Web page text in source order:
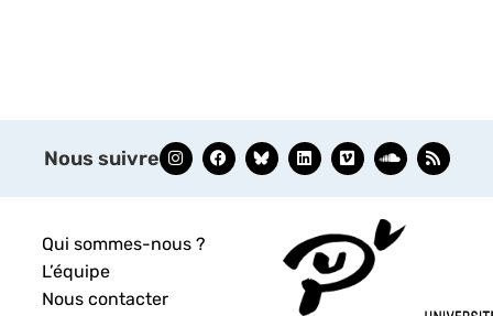
Nous suivre
Qui sommes-nous ?
L’équipe
Nous contacter